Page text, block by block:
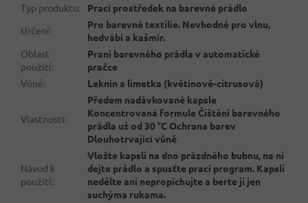
Typ produktu:
Prací prostředek na barevné prádlo
Určení:
Pro barevné textilie. Nevhodné pro vlnu,
hedvábí a kašmír.
Oblast
použití:
Praní barevného prádla v automatické
pračce
Vůně: Leknín a limetka (květinově-citrusová)
Vlastnosti:
Předem nadávkované kapsle
Koncentrovaná formule Čištění barevného
prádla už od 30 °C Ochrana barev
Dlouhotrvající vůně
Návod k
použití:
Vložte kapsli na dno prázdného bubnu, na ni
dejte prádlo a spusťte prací program. Kapsli
nedělte ani nepropichujte a berte ji jen
suchýma rukama.